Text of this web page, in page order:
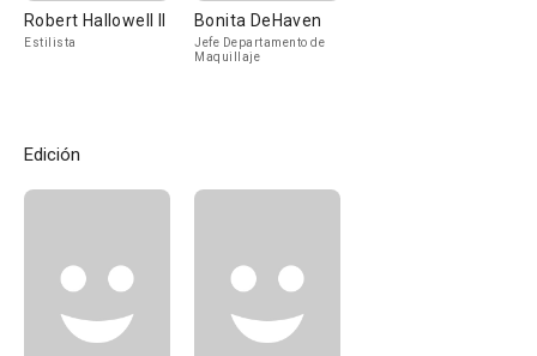
Robert Hallowell II
Estilista
Bonita DeHaven
Jefe Departamento de
Maquillaje
Edición